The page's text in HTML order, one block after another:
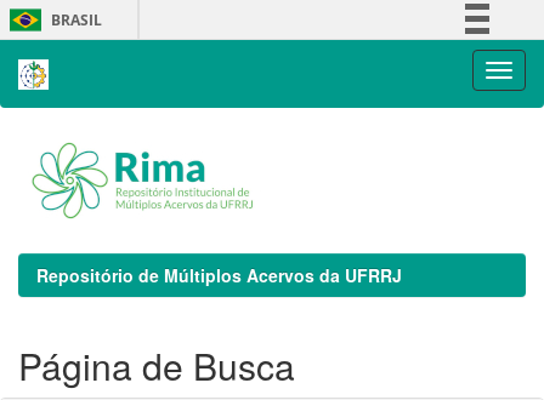
Skip
navigation
BRASIL
Repositório de Múltiplos Acervos da UFRRJ
Página de Busca